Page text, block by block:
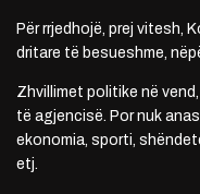
Për rrjedhojë, prej vitesh,
dritare të besueshme,
Zhvillimet politike në
të agjencisë. Por nuk
ekonomia, sporti,
etj.